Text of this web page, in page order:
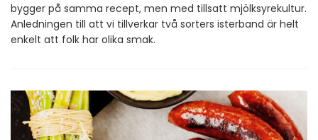
bygger på samma recept, men med tillsatt mjölksyrekultur.
Anledningen till att vi tillverkar två sorters isterband är helt
enkelt att folk har olika smak.